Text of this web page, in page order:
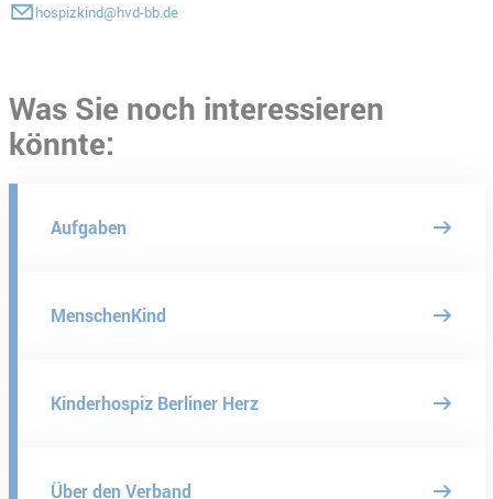
hospizkind@hvd-bb.de
Was Sie noch interessieren
könnte:
Aufgaben
MenschenKind
Kinderhospiz Berliner Herz
Über den Verband